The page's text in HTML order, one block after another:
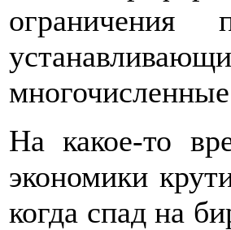
ограничения
На какое-то
экономики
когда спад на